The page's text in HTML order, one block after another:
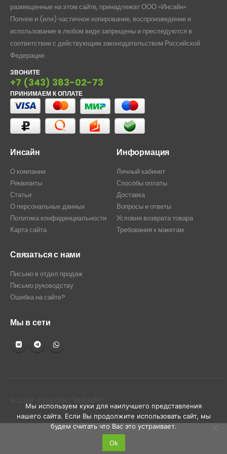
размещенные на этом сайте, принадлежат ООО «Инсайн».
Полное и (или) частичное копирование, воспроизведение и
использование в любом виде запрещены и преследуются в
соответствии с действующим законодательством Российской
Федерации.
ЗВОНИТЕ
+7 (343) 383-02-73
ПРИНИМАЕМ К ОПЛАТЕ
Инсайн
О компании
Реквизиты
Статьи
О персональных данных
Политика конфиденциальности
Карта сайта
Информация
Личный кабинет
Способы оплаты
Доставка
Вопросы и ответы
Условия возврата товара
Требования к макетам
Связаться с нами
Письмо в отдел продаж
Письмо руководству
Ошибка на сайте?
Мы в сети
Мы используем куки для наилучшего представления
нашего сайта. Если Вы продолжите использовать сайт, мы
будем считать что Вас это устраивает.
Ok